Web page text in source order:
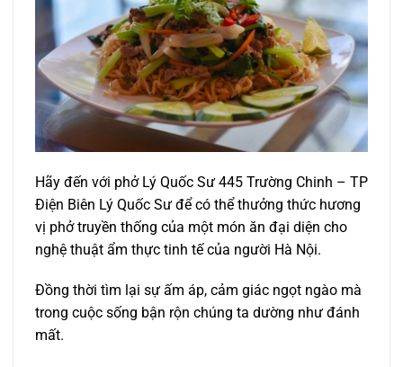
Hãy đến với phở Lý Quốc Sư 445 Trường Chinh – TP
Điện Biên Lý Quốc Sư để có thể thưởng thức hương
vị phở truyền thống của một món ăn đại diện cho
nghệ thuật ẩm thực tinh tế của người Hà Nội.
Đồng thời tìm lại sự ấm áp, cảm giác ngọt ngào mà
trong cuộc sống bận rộn chúng ta dường như đánh
mất.